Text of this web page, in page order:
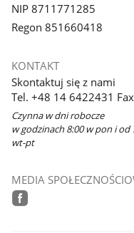
NIP 8711771285
Regon 851660418
KONTAKT
Skontaktuj się z nami
Tel. +48 14 6422431
Czynna w dni robocze
w godzinach 8:00 w pon i
wt-pt
MEDIA